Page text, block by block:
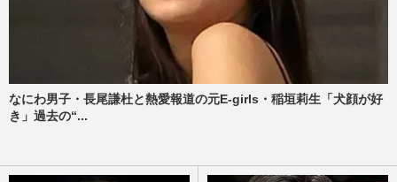
なにわ男子・長尾謙杜と熱愛報道の元E-girls・稲垣莉生「犬顔が好
き」過去の“...